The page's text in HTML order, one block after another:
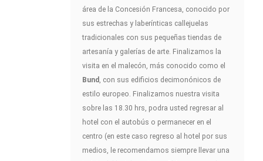
área de la Concesión Francesa, conocido por
sus estrechas y laberínticas callejuelas
tradicionales con sus pequeñas tiendas de
artesanía y galerías de arte. Finalizamos la
visita en el malecón, más conocido como el
Bund
, con sus edificios decimonónicos de
estilo europeo. Finalizamos nuestra visita
sobre las 18.30 hrs, podra usted regresar al
hotel con el autobús o permanecer en el
centro (en este caso regreso al hotel por sus
medios, le recomendamos siempre llevar una